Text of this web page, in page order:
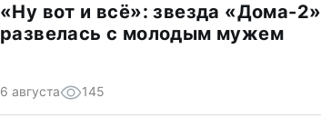
«Ну вот и всё»: звезда «Дома-2»
развелась с молодым мужем
6 августа 145